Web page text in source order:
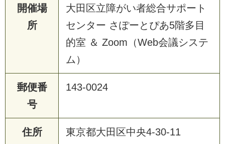
開催場
所
大田区立障がい者総合サポート
センター さぽーとぴあ5階多目
的室 ＆ Zoom（Web会議システ
ム）
郵便番
号
143-0024
住所 東京都大田区中央4-30-11